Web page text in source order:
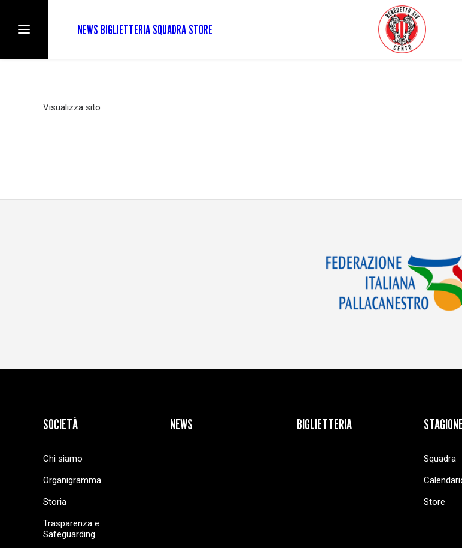
NEWS BIGLIETTERIA SQUADRA STORE
Visualizza sito
SOCIETÀ
Chi siamo
Organigramma
Storia
Trasparenza e
Safeguarding
NEWS BIGLIETTERIA STAGIONE
Squadra
Store